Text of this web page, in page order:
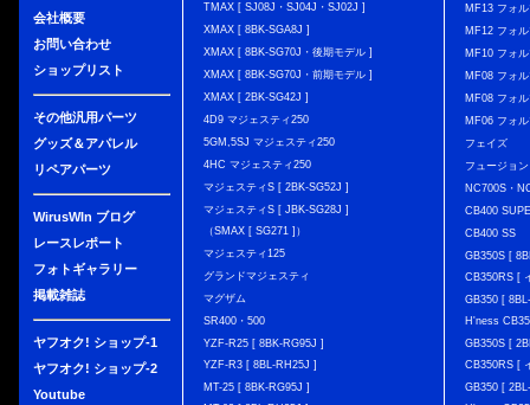
会社概要
お問い合わせ
ショップリスト
その他汎用パーツ
グッズ＆アパレル
リペアパーツ
WirusWIn ブログ
レースレポート
フォトギャラリー
掲載雑誌
ヤフオク! ショップ-1
ヤフオク! ショップ-2
Youtube
TMAX [ SJ08J・SJ04J・SJ02J ]
XMAX [ 8BK-SGA8J ]
XMAX [ 8BK-SG70J・後期モデル ]
XMAX [ 8BK-SG70J・前期モデル ]
XMAX [ 2BK-SG42J ]
4D9 マジェスティ250
5GM,5SJ マジェスティ250
4HC マジェスティ250
マジェスティS [ 2BK-SG52J ]
マジェスティS [ JBK-SG28J ]
（SMAX [ SG271 ]）
マジェスティ125
グランドマジェスティ
マグザム
SR400・500
YZF-R25 [ 8BK-RG95J ]
YZF-R3 [ 8BL-RH25J ]
MT-25 [ 8BK-RG95J ]
MF13 フォ
MF12 フォ
MF10 フォ
MF08 フォ
MF08 フォ
MF06 フォ
フェイズ
フュージョン
NC700S・
CB400
CB400 SS
GB350S [
CB350RS [
GB350 [
H'ness
GB350S [
CB350RS [
GB350 [